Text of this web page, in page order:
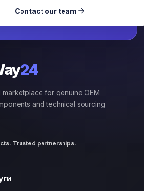
Contact our team
24
marketplace for genuine OEM
and technical sourcing
Trusted partnerships.